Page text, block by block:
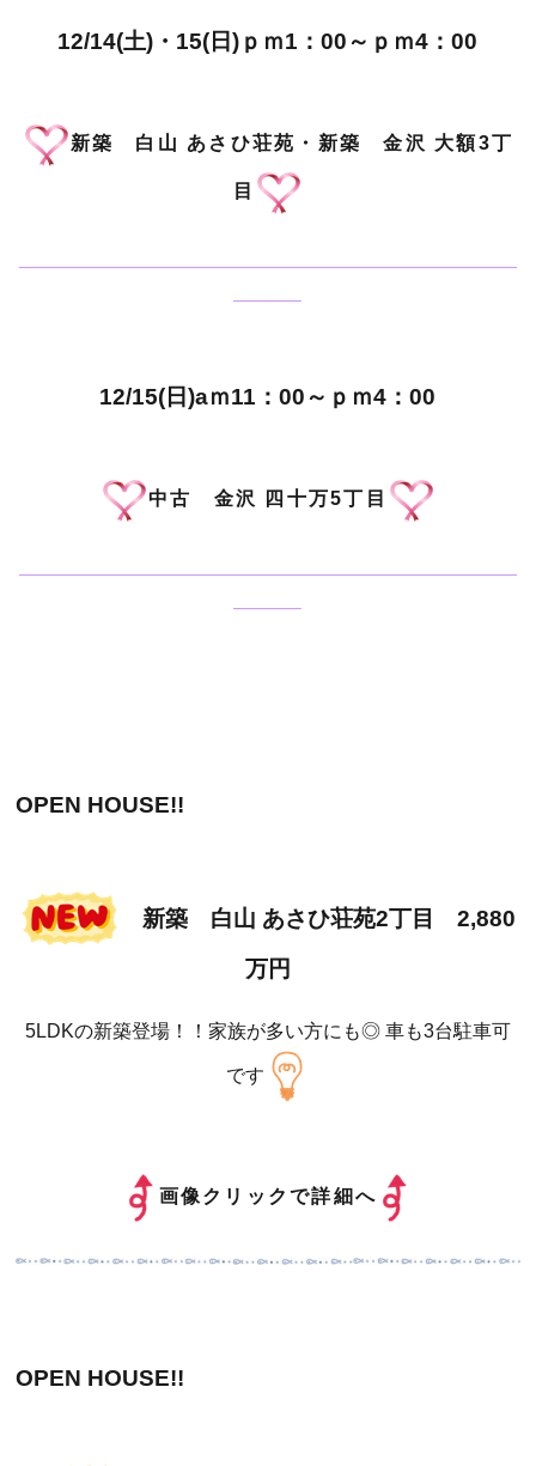
12/14(土)・15(日)ｐｍ1：00～ｐｍ4：00
新築 白山 あさひ荘苑・新築 金沢 大額3丁
目
——————————————————————————
———–
12/15(日)aｍ11：00～ｐｍ4：00
中古 金沢 四十万5丁目
——————————————————————————
———–
OPEN HOUSE!!
新築 白山 あさひ荘苑2丁目 2,880
万円
5LDKの新築登場！！家族が多い方にも◎ 車も3台駐車可
です
画像クリックで詳細へ
OPEN HOUSE!!